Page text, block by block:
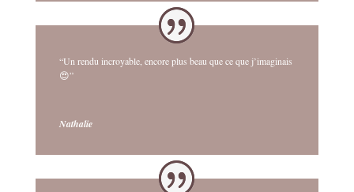
“Un rendu incroyable, encore plus beau que ce que j’imaginais
😍”
Nathalie